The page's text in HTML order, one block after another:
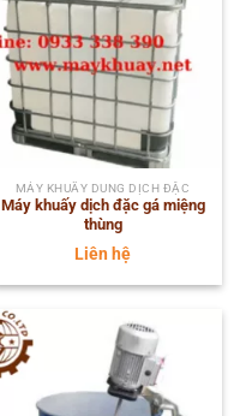
MÁY KHUẤY DUNG DỊCH ĐẶC
Máy khuấy dịch đặc gá miệng
thùng
Liên hệ